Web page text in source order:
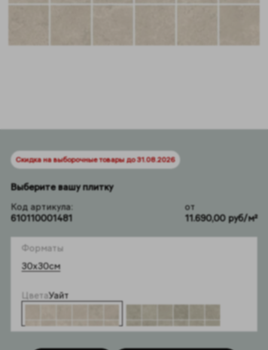
Скидка на выборочные товары до 31.08.2026
Выберите вашу плитку
Код артикула:
610110001481
от
11.690,00 руб/м²
Форматы
30x30см
ЦветаУайт